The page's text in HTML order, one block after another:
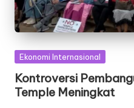
Posted
Ekonomi Internasional
Kontroversi
Temple Meningkat